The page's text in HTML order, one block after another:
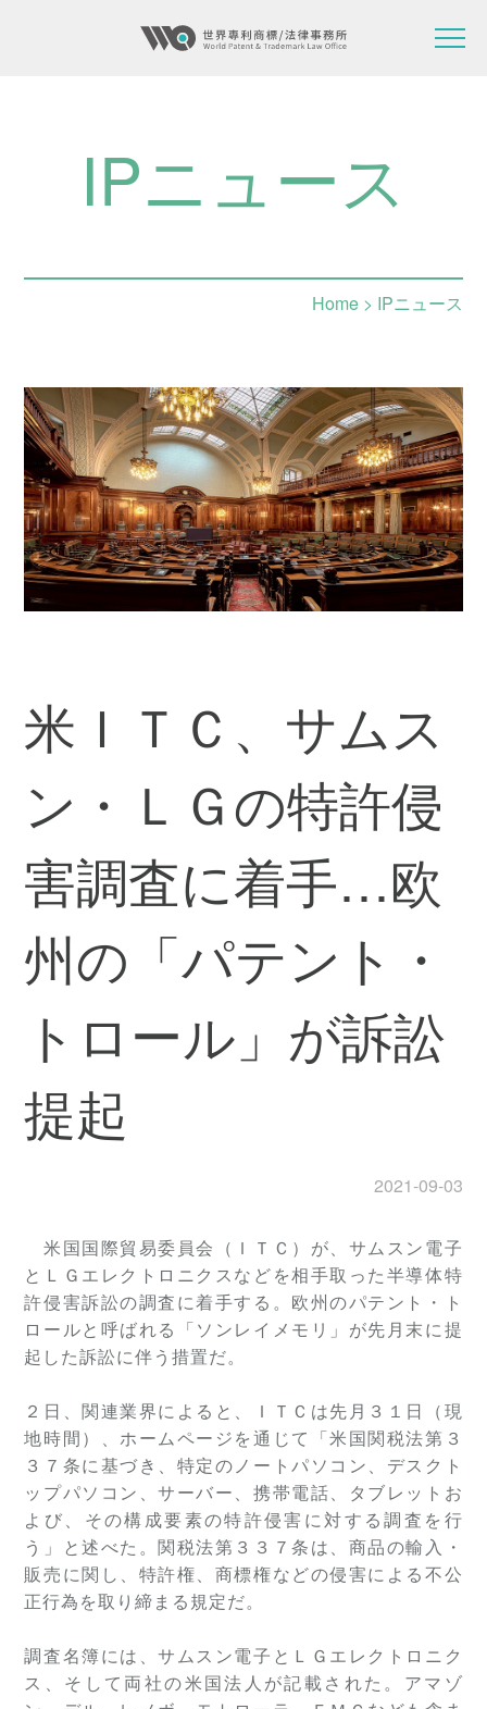
IPニュース
Home> IPニュース
米ＩＴＣ、サムス
ン・ＬＧの特許侵
害調査に着手…欧
州の「パテント・
トロール」が訴訟
提起
2021-09-03
米国国際貿易委員会（ＩＴＣ）が、サムスン電子
とＬＧエレクトロニクスなどを相手取った半導体特
許侵害訴訟の調査に着手する。欧州のパテント・ト
ロールと呼ばれる「ソンレイメモリ」が先月末に提
起した訴訟に伴う措置だ。
２日、関連業界によると、ＩＴＣは先月３１日（現
地時間）、ホームページを通じて「米国関税法第３
３７条に基づき、特定のノートパソコン、デスクト
ップパソコン、サーバー、携帯電話、タブレットお
よび、その構成要素の特許侵害に対する調査を行
う」と述べた。関税法第３３７条は、商品の輸入・
販売に関し、特許権、商標権などの侵害による不公
正行為を取り締まる規定だ。
調査名簿には、サムスン電子とＬＧエレクトロニク
ス、そして両社の米国法人が記載された。アマゾ